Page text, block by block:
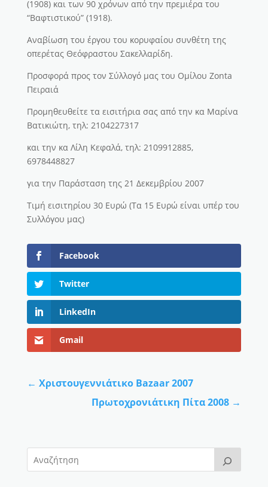
(1908) και των 90 χρόνων από την πρεμιέ­ρα του
“Βαφτιστικού” (1918).
Αναβίωση του έ­ργου του κορυφαίου συνθέ­τη της
οπερέ­τας Θεόφραστου Σακελλαρίδη.
Προσφορά προς τον Σύλλογό μας του Ομίλου Zonta
Πειραιά
Προμηθευθείτε τα εισιτήρια σας από την κα Μαρίνα
Βατικιώτη, τηλ: 2104227317
και την κα Λίλη Κεφαλά, τηλ: 2109912885,
6978448827
για την Παράσταση της 21 Δεκεμβρίου 2007
Τιμή εισιτηρίου 30 Ευρώ (Τα 15 Ευρώ είναι υπέ­ρ του
Συλλόγου μας)
Facebook
Twitter
LinkedIn
Gmail
← Χριστουγεννιάτικο Bazaar 2007
Πρωτοχρονιάτικη Πίτα 2008 →